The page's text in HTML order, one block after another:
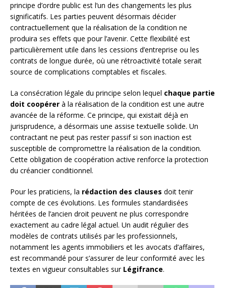
principe d’ordre public est l’un des changements les plus
significatifs. Les parties peuvent désormais décider
contractuellement que la réalisation de la condition ne
produira ses effets que pour l’avenir. Cette flexibilité est
particulièrement utile dans les cessions d’entreprise ou les
contrats de longue durée, où une rétroactivité totale serait
source de complications comptables et fiscales.
La consécration légale du principe selon lequel chaque partie
doit coopérer à la réalisation de la condition est une autre
avancée de la réforme. Ce principe, qui existait déjà en
jurisprudence, a désormais une assise textuelle solide. Un
contractant ne peut pas rester passif si son inaction est
susceptible de compromettre la réalisation de la condition.
Cette obligation de coopération active renforce la protection
du créancier conditionnel.
Pour les praticiens, la rédaction des clauses doit tenir
compte de ces évolutions. Les formules standardisées
héritées de l’ancien droit peuvent ne plus correspondre
exactement au cadre légal actuel. Un audit régulier des
modèles de contrats utilisés par les professionnels,
notamment les agents immobiliers et les avocats d’affaires,
est recommandé pour s’assurer de leur conformité avec les
textes en vigueur consultables sur Légifrance.